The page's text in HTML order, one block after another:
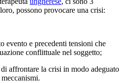
possono provocare una crisi:
evento e precedenti tensioni che
conflittuale nel soggetto;
affrontare la crisi in modo adeguato